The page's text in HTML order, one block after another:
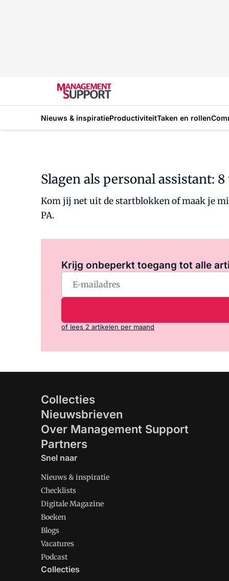
Nieuws & inspiratieProductiviteitTaken en rollen
Slagen als personal assistant:
Kom jij net uit de startblokken of maak je
PA.
Krijg onbeperkt toegang tot alle
of lees 2 artikelen per maand
Collecties
Nieuwsbrieven
Over Management Support
Partners
Snel naar
Nieuws & inspiratie
Checklists
Digitale Magazine
Boeken
Blogs
Vacatures
Podcast
Collecties